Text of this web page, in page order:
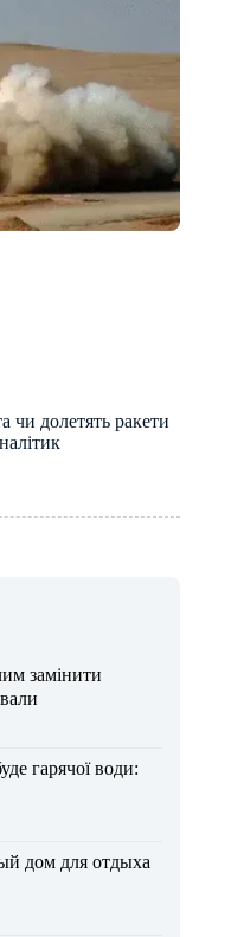
чи долетять ракети
замінити
гарячої води:
дом для отдыха